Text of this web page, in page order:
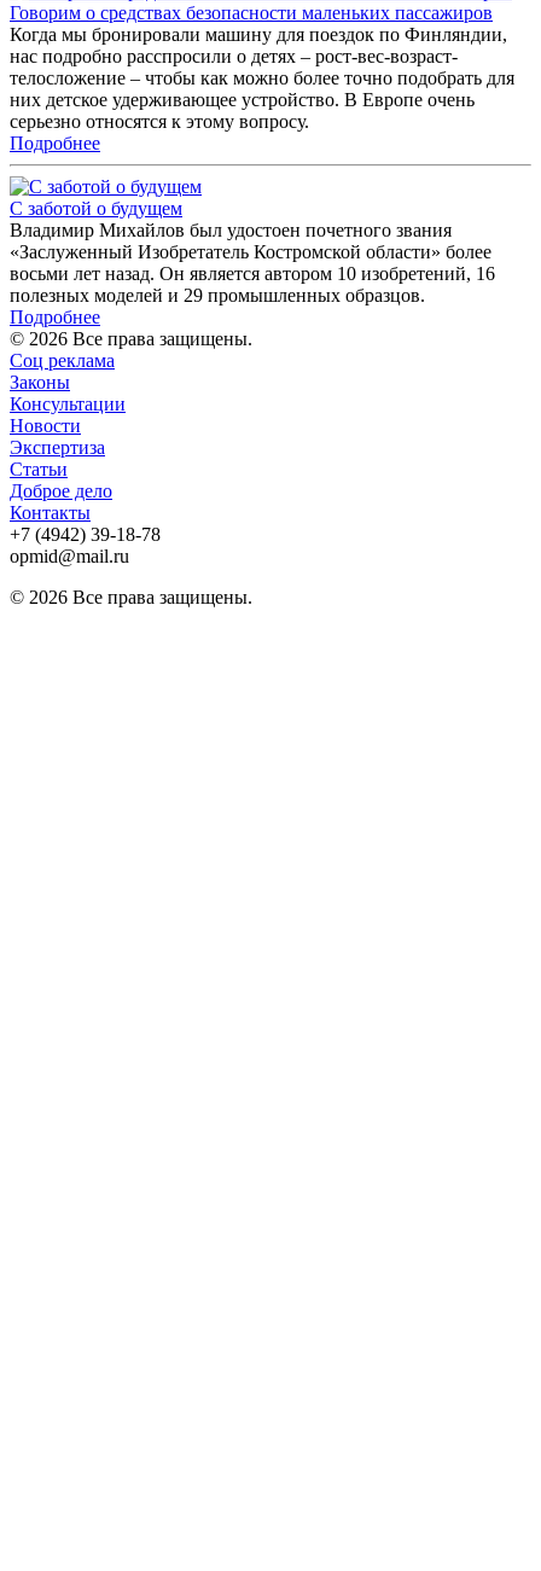
Говорим о средствах безопасности маленьких пассажиров
Когда мы бронировали машину для поездок по Финляндии,
нас подробно расспросили о детях – рост-вес-возраст-
телосложение – чтобы как можно более точно подобрать для
них детское удерживающее устройство. В Европе очень
серьезно относятся к этому вопросу.
Подробнее
С заботой о будущем
Владимир Михайлов был удостоен почетного звания
«Заслуженный Изобретатель Костромской области» более
восьми лет назад. Он является автором 10 изобретений, 16
полезных моделей и 29 промышленных образцов.
Подробнее
© 2026 Все права защищены.
Соц реклама
Законы
Консультации
Новости
Экспертиза
Статьи
Доброе дело
Контакты
+7 (4942) 39-18-78
opmid@mail.ru
© 2026 Все права защищены.